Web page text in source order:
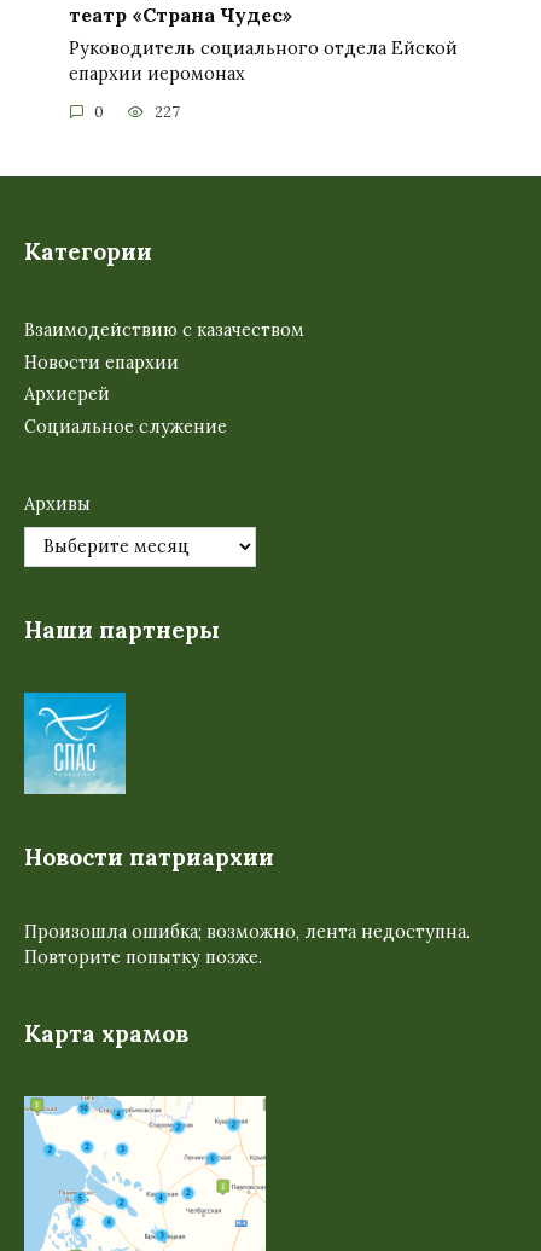
театр «Страна Чудес»
Руководитель социального отдела Ейской
епархии иеромонах
0 227
Категории
Взаимодействию с казачеством
Новости епархии
Архиерей
Социальное служение
Архивы
Наши партнеры
Новости патриархии
Произошла ошибка; возможно, лента недоступна.
Повторите попытку позже.
Карта храмов